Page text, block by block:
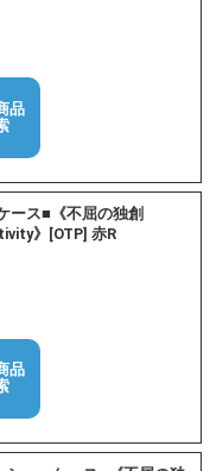
品
ース■《不屈の独創
》[OTP] 赤R
品